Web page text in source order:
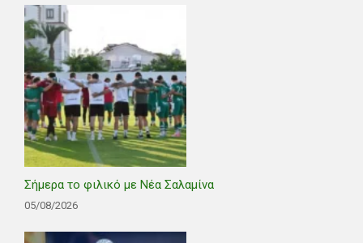
Σήμερα το φιλικό με Νέα Σαλαμίνα
05/08/2026